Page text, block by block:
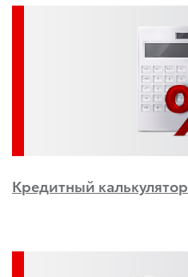
Кредитный калькулятор